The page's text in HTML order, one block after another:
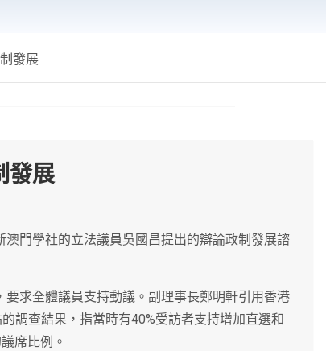
發展
發展
澳門學社的立法議員吳國昌提出的辯論政制發展諮
求全體議員支持動議。副理事長鄭明軒引用香港
調查結果，指當時有40%受訪者支持增加直選和
席比例。